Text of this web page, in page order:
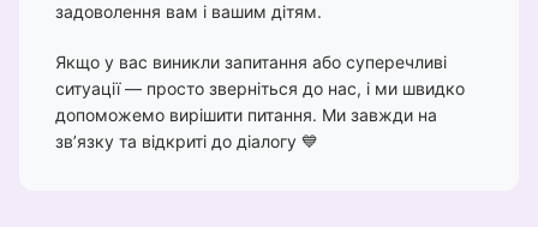
задоволення вам і вашим дітям.
Якщо у вас виникли запитання або суперечливі
ситуації — просто зверніться до нас, і ми швидко
допоможемо вирішити питання. Ми завжди на
зв’язку та відкриті до діалогу 💙